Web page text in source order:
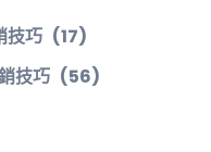
巧 (17)
技巧 (56)